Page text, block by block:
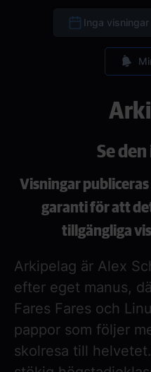
Inga
Se
Visningar
garanti för att
tillgängliga
Arkipelag är Alex
efter eget manus,
Fares Fares och
pappor som följer
skolresa till